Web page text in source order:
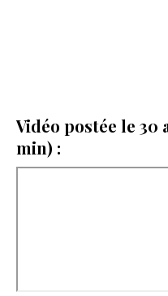
Vidéo postée le 30
min) :